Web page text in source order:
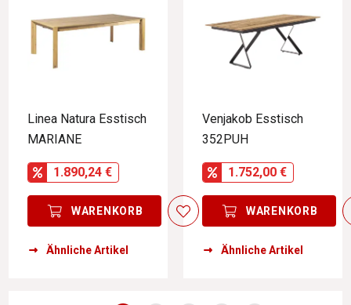
Linea Natura Esstisch
MARIANE
1.890,24 €
WARENKORB
Ähnliche Artikel
Venjakob Esstisch
352PUH
1.752,00 €
WARENKORB
Ähnliche Artikel